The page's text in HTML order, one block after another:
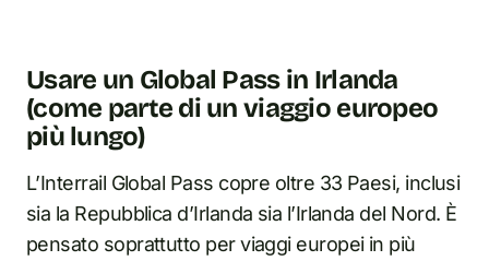
Usare un Global Pass in Irlanda
(come parte di un viaggio europeo
più lungo)
L’Interrail Global Pass copre oltre 33 Paesi, inclusi
sia la Repubblica d’Irlanda sia l’Irlanda del Nord. È
pensato soprattutto per viaggi europei in più